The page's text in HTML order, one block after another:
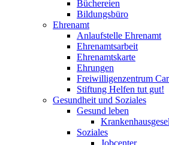
Büchereien
Bildungsbüro
Ehrenamt
Anlaufstelle Ehrenamt
Ehrenamtsarbeit
Ehrenamtskarte
Ehrungen
Freiwilligenzentrum
Stiftung Helfen tut gut!
Gesundheit und Soziales
Gesund leben
Soziales
Jobcenter